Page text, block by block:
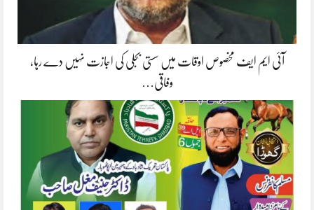
آئی ایم ایف مخصوص اوقات میں سستی بجلی کی اجازت نہیں دے رہا،
وفاقی…